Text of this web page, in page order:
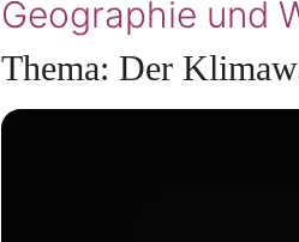
Geographie und
Thema: Der